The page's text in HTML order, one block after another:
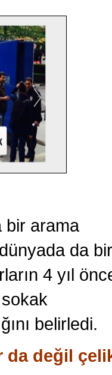
bir arama
da bir
4 yıl
belirledi.
da değil